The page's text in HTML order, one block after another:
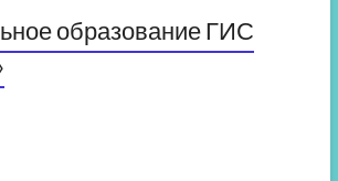
образование ГИС